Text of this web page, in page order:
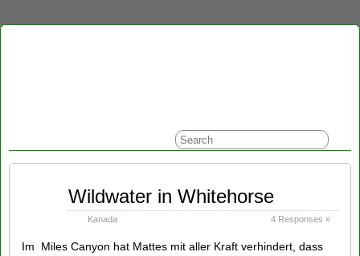
Wildwater in Whitehorse
Kanada 4 Responses »
Im Miles Canyon hat Mattes mit aller Kraft verhindert, dass